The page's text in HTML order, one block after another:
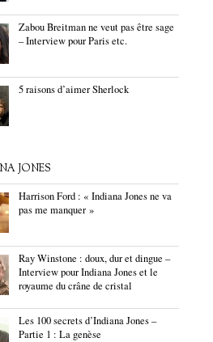
Zabou Breitman ne veut pas être sage
– Interview pour Paris etc.
5 raisons d’aimer Sherlock
JONES
Harrison Ford : « Indiana Jones ne va
pas me manquer »
Ray Winstone : doux, dur et dingue –
Interview pour Indiana Jones et le
royaume du crâne de cristal
Les 100 secrets d’Indiana Jones –
Partie 1 : La genèse